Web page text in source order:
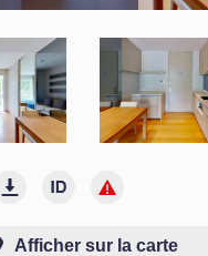
Afficher sur la carte